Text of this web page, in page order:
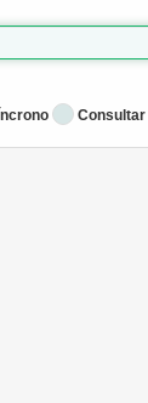
Consultar